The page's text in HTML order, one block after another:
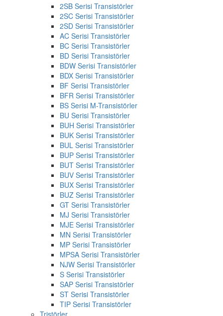
2SB Serisi Transistörler
2SC Serisi Transistörler
2SD Serisi Transistörler
AC Serisi Transistörler
BC Serisi Transistörler
BD Serisi Transistörler
BDW Serisi Transistörler
BDX Serisi Transistörler
BF Serisi Transistörler
BFR Serisi Transistörler
BS Serisi M-Transistörler
BU Serisi Transistörler
BUH Serisi Transistörler
BUK Serisi Transistörler
BUL Serisi Transistörler
BUP Serisi Transistörler
BUT Serisi Transistörler
BUV Serisi Transistörler
BUX Serisi Transistörler
BUZ Serisi Transistörler
GT Serisi Transistörler
MJ Serisi Transistörler
MJE Serisi Transistörler
MN Serisi Transistörler
MP Serisi Transistörler
MPSA Serisi Transistörler
NJW Serisi Transistörler
S Serisi Transistörler
SAP Serisi Transistörler
ST Serisi Transistörler
TIP Serisi Transistörler
Tristörler